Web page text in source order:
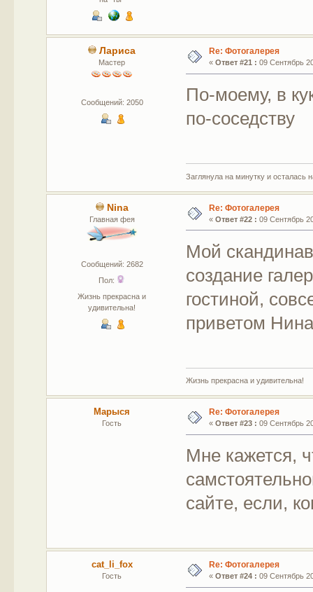
Лариса
Мастер
Сообщений: 2050
Re: Фотогалерея
« Ответ #21 : 09 Сентябрь
По-моему, в
по-соседству
Заглянула на минутку и осталась
Nina
Главная фея
Сообщений: 2682
Пол:
Жизнь прекрасна и
удивительна!
Re: Фотогалерея
« Ответ #22 : 09 Сентябрь
Мой
создание
гостиной,
приветом
Жизнь прекрасна и удивительна!
Марыся
Гость
Re: Фотогалерея
« Ответ #23 : 09 Сентябрь
Мне кажется,
сайте, если,
cat_li_fox
Гость
Re: Фотогалерея
« Ответ #24 : 09 Сентябрь